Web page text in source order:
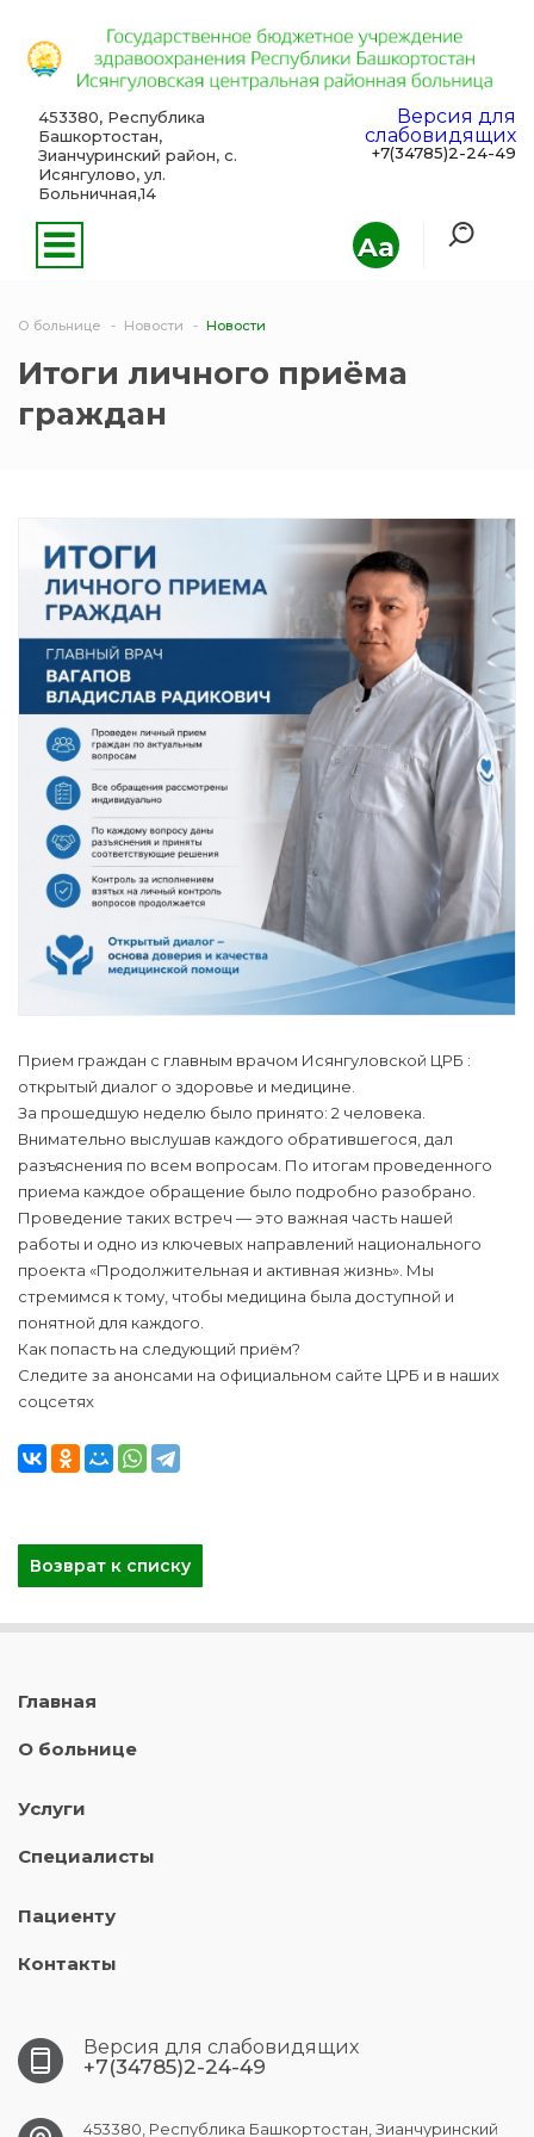
Aa
453380, Республика
Башкортостан,
Зианчуринский район, с.
Исянгулово, ул.
Больничная,14
Версия для
слабовидящих
+7(34785)2-24-49
О больнице Новости Новости
Итоги личного приёма
граждан
Прием граждан с главным врачом Исянгуловской ЦРБ :
открытый диалог о здоровье и медицине.
За прошедшую неделю было принято: 2 человека.
Внимательно выслушав каждого обратившегося, дал
разъяснения по всем вопросам. По итогам проведенного
приема каждое обращение было подробно разобрано.
Проведение таких встреч — это важная часть нашей
работы и одно из ключевых направлений национального
проекта «Продолжительная и активная жизнь». Мы
стремимся к тому, чтобы медицина была доступной и
понятной для каждого.
Как попасть на следующий приём?
Следите за анонсами на официальном сайте ЦРБ и в наших
соцсетях
Возврат к списку
Главная
О больнице
Услуги
Специалисты
Пациенту
Контакты
Версия для слабовидящих
+7(34785)2-24-49
453380, Республика Башкортостан, Зианчуринский